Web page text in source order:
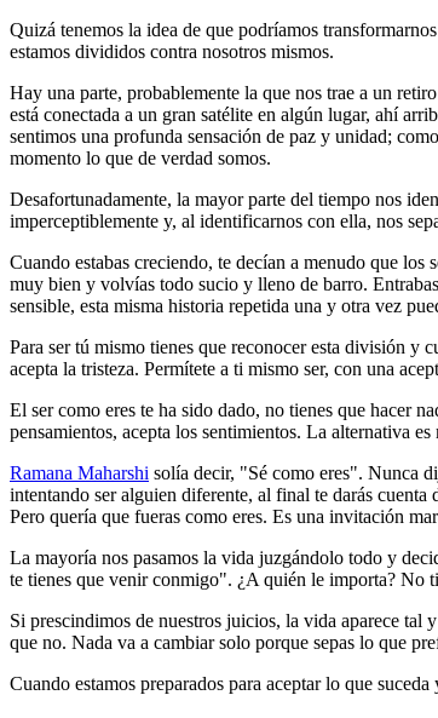
Quizá tenemos la idea de que podríamos
estamos divididos contra nosotros mismos.
Hay una parte, probablemente la que nos trae a un
está conectada a un gran satélite en algún lugar, ahí
sentimos una profunda sensación de paz y unidad;
momento lo que de verdad somos.
Desafortunadamente, la mayor parte del tiempo nos
imperceptiblemente y, al identificarnos con ella, nos
Cuando estabas creciendo, te decían a menudo que
muy bien y volvías todo sucio y lleno de barro.
sensible, esta misma historia repetida una y otra vez
Para ser tú mismo tienes que reconocer esta división y
acepta la tristeza. Permítete a ti mismo ser, con una
El ser como eres te ha sido dado, no tienes que hacer
pensamientos, acepta los sentimientos. La alternativa
Ramana Maharshi solía decir, "Sé como eres". Nunca
intentando ser alguien diferente, al final te darás
Pero quería que fueras como eres. Es una invitación
La mayoría nos pasamos la vida juzgándolo todo y
te tienes que venir conmigo". ¿A quién le importa? No
Si prescindimos de nuestros juicios, la vida aparece tal
que no. Nada va a cambiar solo porque sepas lo que
Cuando estamos preparados para aceptar lo que